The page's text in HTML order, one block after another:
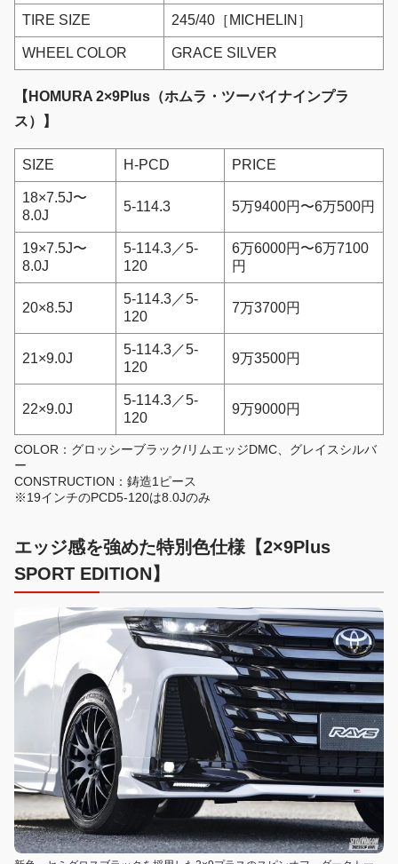
TIRE SIZE 245/40［MICHELIN］
WHEEL COLOR GRACE SILVER
【HOMURA 2×9Plus（ホムラ・ツーバイナインプラ
ス）】
SIZE H-PCD PRICE
18×7.5J〜
8.0J
5-114.3 5万9400円〜6万500円
19×7.5J〜
8.0J
5-114.3／5-
120
6万6000円〜6万7100
円
20×8.5J
5-114.3／5-
120
7万3700円
21×9.0J
5-114.3／5-
120
9万3500円
22×9.0J
5-114.3／5-
120
9万9000円
COLOR：グロッシーブラック/リムエッジDMC、グレイスシルバ
ー
CONSTRUCTION：鋳造1ピース
※19インチのPCD5-120は8.0Jのみ
エッジ感を強めた特別色仕様【2×9Plus
SPORT EDITION】